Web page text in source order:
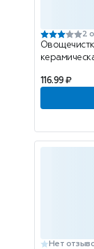
2
116.99 ₽
Нет